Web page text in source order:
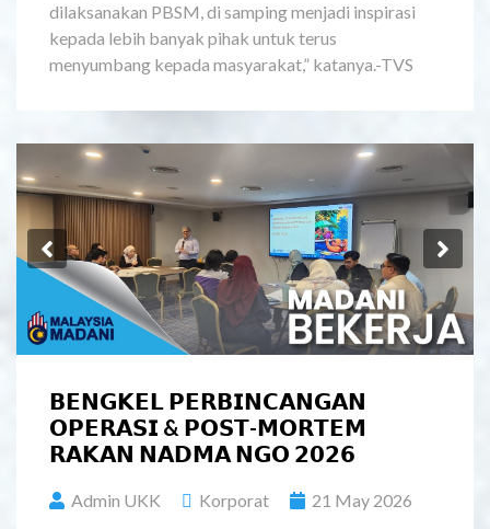
dilaksanakan PBSM, di samping menjadi inspirasi
kepada lebih banyak pihak untuk terus
menyumbang kepada masyarakat,” katanya.-TVS
Previous
𝗕𝗘𝗡𝗚𝗞𝗘𝗟 𝗣𝗘𝗥𝗕𝗜𝗡𝗖𝗔𝗡𝗚𝗔𝗡
𝗢𝗣𝗘𝗥𝗔𝗦𝗜 & 𝗣𝗢𝗦𝗧-𝗠𝗢𝗥𝗧𝗘𝗠
𝗥𝗔𝗞𝗔𝗡 𝗡𝗔𝗗𝗠𝗔 𝗡𝗚𝗢 𝟮𝟬𝟮𝟲
Admin UKK Korporat 21 May 2026